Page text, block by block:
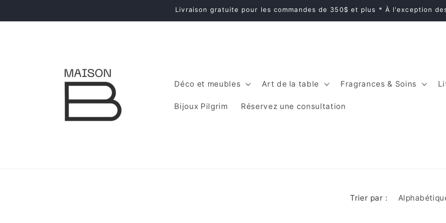
au
Livraison gratuite pour les commandes de 350$ et plus * À l'exception
Déco et meubles Art de la table Fragrances & Soins
Bijoux Pilgrim Réservez une consultation
Trier par :